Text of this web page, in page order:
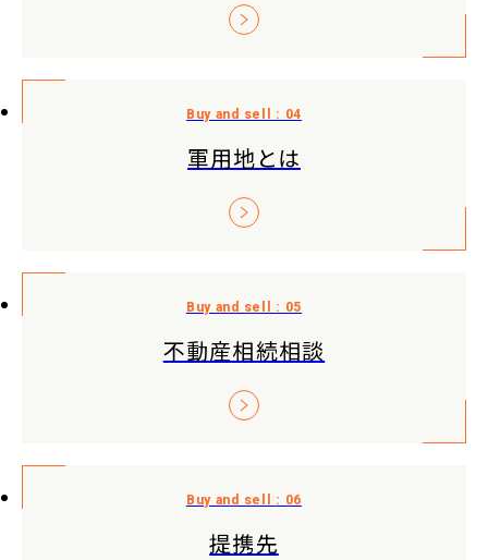
軍用地とは
不動産相続相談
提携先